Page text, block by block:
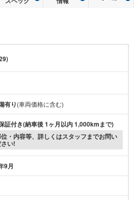
り
証付き(納車後 1ヶ月以内 1,000kmまで)
・内容等、詳しくはスタッフまでお問い
い!
9月